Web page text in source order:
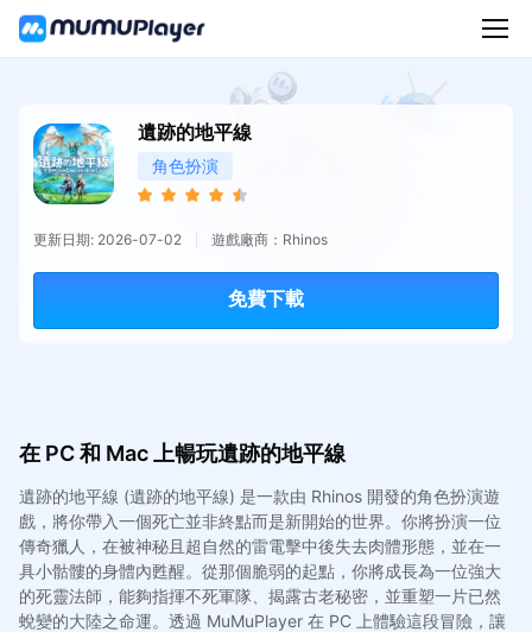
遺跡的地平線
角色扮演
更新日期: 2026-07-02 遊戲廠商：Rhinos
免費下載
在 PC 和 Mac 上暢玩遺跡的地平線
遺跡的地平線 (遺跡的地平線) 是一款由 Rhinos 開發的角色扮演遊
戲，將你帶入一個死亡並非終點而是新開始的世界。你將扮演一位
傳奇獵人，在被神秘且超自然的雷電擊中後失去肉體形態，並在一
具小骷髏的身體內甦醒。從那個脆弱的起點，你將成長為一位強大
的死靈法師，能夠指揮不死軍隊、揭露古老秘密，並重塑一片已然
蛻變的大陸之命運。透過 MuMuPlayer 在 PC 上體驗這段冒險，讓